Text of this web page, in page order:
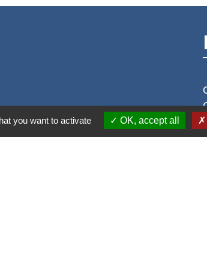
you want to activate OK, accept all